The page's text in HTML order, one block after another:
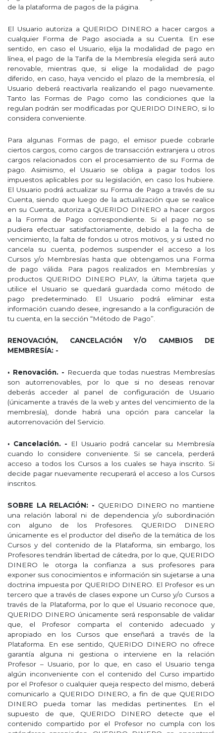
de la plataforma de pagos de la página.
El Usuario autoriza a QUERIDO DINERO a hacer cargos a
cualquier Forma de Pago asociada a su Cuenta. En ese
sentido, en caso el Usuario, elija la modalidad de pago en
línea, el pago de la Tarifa de la Membresía elegida será auto
renovable, mientras que, si elige la modalidad de pago
diferido, en caso, haya vencido el plazo de la membresía, el
Usuario deberá reactivarla realizando el pago nuevamente.
Tanto las Formas de Pago como las condiciones que la
regulan podrán ser modificadas por QUERIDO DINERO, si lo
considera conveniente.
Para algunas Formas de pago, el emisor puede cobrarle
ciertos cargos, como cargos de transacción extranjera u otros
cargos relacionados con el procesamiento de su Forma de
pago. Asimismo, el Usuario se obliga a pagar todos los
impuestos aplicables por su legislación, en caso los hubiere.
El Usuario podrá actualizar su Forma de Pago a través de su
Cuenta, siendo que luego de la actualización que se realice
en su Cuenta, autoriza a QUERIDO DINERO a hacer cargos
a la Forma de Pago correspondiente. Si el pago no se
pudiera efectuar satisfactoriamente, debido a la fecha de
vencimiento, la falta de fondos u otros motivos, y si usted no
cancela su cuenta, podemos suspender el acceso a los
Cursos y/o Membresías hasta que obtengamos una Forma
de pago válida. Para pagos realizados en Membresías y
productos QUERIDO DINERO PLAY, la última tarjeta que
utilice el Usuario se quedará guardada como método de
pago predeterminado. El Usuario podrá eliminar esta
información cuando desee, ingresando a la configuración de
tu cuenta, en la sección “Método de Pago”.
RENOVACIÓN, CANCELACIÓN Y/O CAMBIOS DE
MEMBRESÍA: -
• Renovación. - Recuerda que todas nuestras Membresías
son autorrenovables, por lo que si no deseas renovar
deberás acceder al panel de configuración de Usuario
(únicamente a través de la web y antes del vencimiento de la
membresía), donde habrá una opción para cancelar la
autorrenovación del Servicio.
• Cancelación. - El Usuario podrá cancelar su Membresía
cuando lo considere conveniente. Si se cancela, perderá
acceso a todos los Cursos a los cuales se haya inscrito. Si
decide pagar nuevamente recuperará el acceso a los Cursos
inscritos.
SOBRE LA RELACIÓN: - QUERIDO DINERO no mantiene
una relación laboral ni de dependencia y/o subordinación
con alguno de los Profesores. QUERIDO DINERO
únicamente es el productor del diseño de la temática de los
Cursos y del contenido de la Plataforma, sin embargo, los
Profesores tendrán libertad de cátedra, por lo que, QUERIDO
DINERO le otorga la confianza a sus profesores para
exponer sus conocimientos e información sin sujetarse a una
doctrina impuesta por QUERIDO DINERO. El Profesor es un
tercero que a través de clases expone un Curso y/o Cursos a
través de la Plataforma, por lo que el Usuario reconoce que,
QUERIDO DINERO únicamente será responsable de validar
que, el Profesor comparta el contenido adecuado y
apropiado en los Cursos que enseñará a través de la
Plataforma. En ese sentido, QUERIDO DINERO no ofrece
garantía alguna ni gestiona o interviene en la relación
Profesor – Usuario, por lo que, en caso el Usuario tenga
algún inconveniente con el contenido del Curso impartido
por el Profesor o cualquier queja respecto del mismo, deberá
comunicarlo a QUERIDO DINERO, a fin de que QUERIDO
DINERO pueda tomar las medidas pertinentes. En el
supuesto de que, QUERIDO DINERO detecte que el
contenido compartido por el Profesor no cumpla con los